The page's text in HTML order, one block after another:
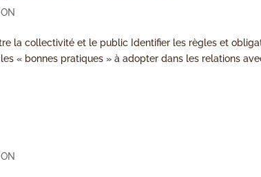
la collectivité et le public Identifier les règles et
« bonnes pratiques » à adopter dans les relations